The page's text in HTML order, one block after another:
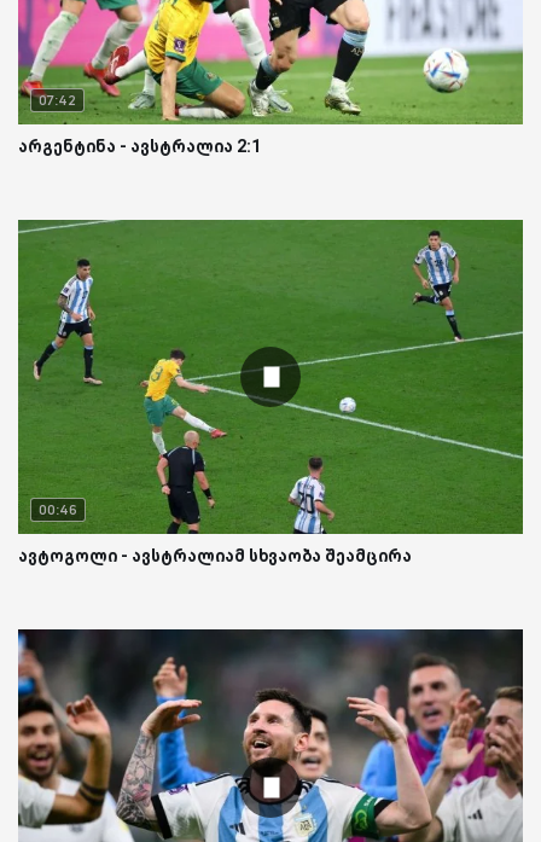
07:42
არგენტინა - ავსტრალია 2:1
00:46
ავტოგოლი - ავსტრალიამ სხვაობა შეამცირა